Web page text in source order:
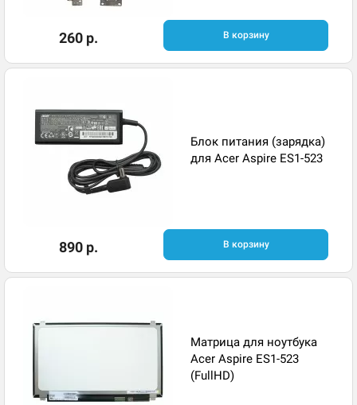
260 р. В корзину
Блок питания (зарядка)
для Acer Aspire ES1-523
890 р. В корзину
Матрица для ноутбука
Acer Aspire ES1-523
(FullHD)